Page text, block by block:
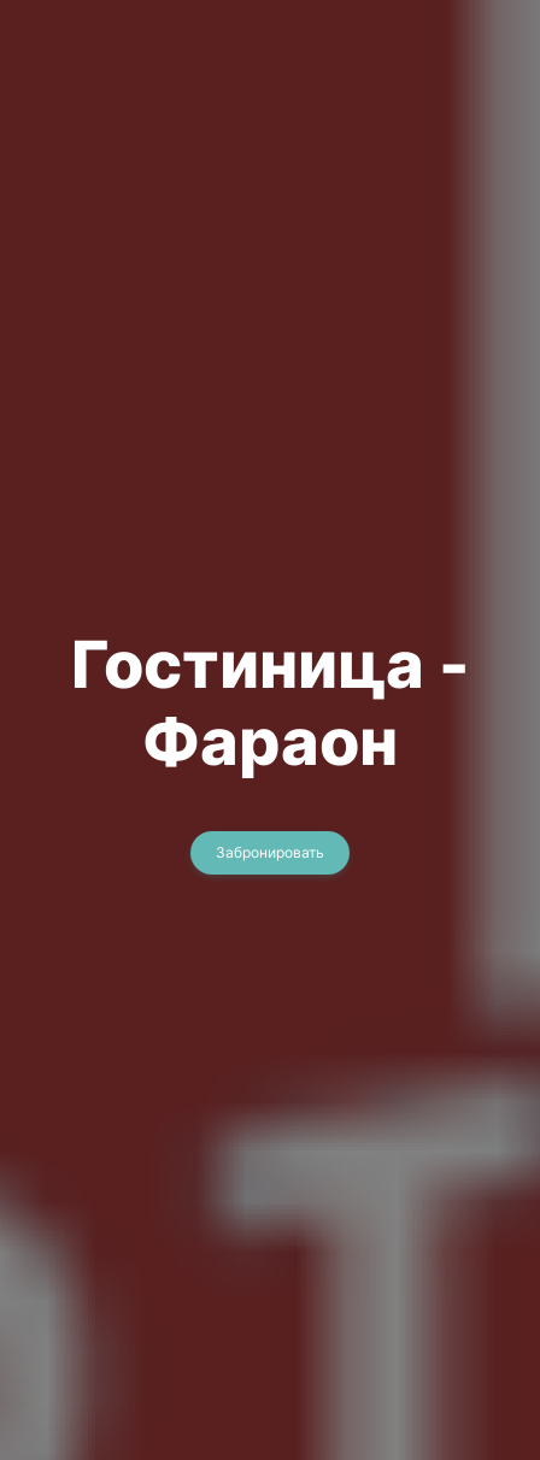
Гостиница -
Фараон
Забронировать